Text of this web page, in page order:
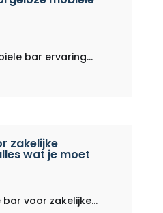
bar ervaring...
zakelijke
wat je moet
voor zakelijke...